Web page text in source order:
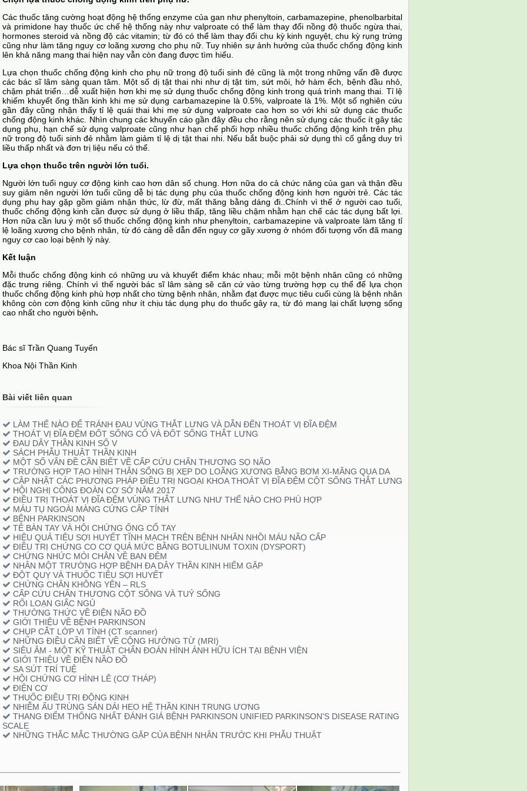
Các thuốc tăng cường hoạt động hệ thống enzyme của gan như phenyltoin, carbamazepine, phenolbarbital
và primidone hay thuốc ức chế hệ thống này như valproate có thể làm thay đổi nồng độ thuốc ngừa thai,
hormones steroid và nồng độ các vitamin; từ đó có thể làm thay đổi chu kỳ kinh nguyệt, chu kỳ rụng trứng
cũng như làm tăng nguy cơ loãng xương cho phụ nữ. Tuy nhiên sự ảnh hưởng của thuốc chống động kinh
lên khả năng mang thai hiện nay vẫn còn đang được tìm hiểu.
Lựa chọn thuốc chống động kinh cho phụ nữ trong độ tuổi sinh đẻ cũng là một trong những vấn đề được
các bác sĩ lâm sàng quan tâm. Một số dị tật thai nhi như dị tật tim, sứt môi, hở hàm ếch, bệnh đầu nhỏ,
chậm phát triển…dễ xuất hiện hơn khi mẹ sử dụng thuốc chống động kinh trong quá trình mang thai. Tỉ lệ
khiếm khuyết ống thần kinh khi mẹ sử dụng carbamazepine là 0.5%, valproate là 1%. Một số nghiên cứu
gần đây cũng nhận thấy tỉ lệ quái thai khi mẹ sử dụng valproate cao hơn so với khi sử dụng các thuốc
chống động kinh khác. Nhìn chung các khuyến cáo gần đây đều cho rằng nên sử dụng các thuốc ít gây tác
dụng phụ, hạn chế sử dụng valproate cũng như hạn chế phối hợp nhiều thuốc chống động kinh trên phụ
nữ trong độ tuổi sinh đẻ nhằm làm giảm tỉ lệ dị tật thai nhi. Nếu bắt buộc phải sử dụng thì cố gắng duy trì
liều thấp nhất và đơn trị liệu nếu có thể.
Lựa chọn thuốc trên người lớn tuổi.
Người lớn tuổi nguy cơ động kinh cao hơn dân số chung. Hơn nữa do cả chức năng của gan và thận đều
suy giảm nên người lớn tuổi cũng dễ bị tác dụng phụ của thuốc chống động kinh hơn người trẻ. Các tác
dụng phụ hay gặp gồm giảm nhận thức, lừ đừ, mất thăng bằng dáng đi..Chính vì thế ở người cao tuổi,
thuốc chống động kinh cần được sử dụng ở liều thấp, tăng liều chậm nhằm hạn chế các tác dụng bất lợi.
Hơn nữa cần lưu ý một số thuốc chống động kinh như phenyltoin, carbamazepine và valproate làm tăng tỉ
lệ loãng xương cho bệnh nhân, từ đó càng dễ dẫn đến nguy cơ gãy xương ở nhóm đối tượng vốn đã mang
nguy cơ cao loại bệnh lý này.
Kết luận
Mỗi thuốc chống động kinh có những ưu và khuyết điểm khác nhau; mỗi một bệnh nhân cũng có những
đặc trưng riêng. Chính vì thế người bác sĩ lâm sàng sẽ căn cứ vào từng trường hợp cụ thể để lựa chọn
thuốc chống động kinh phù hợp nhất cho từng bệnh nhân, nhằm đạt được mục tiêu cuối cùng là bệnh nhân
không còn cơn động kinh cũng như ít chịu tác dụng phụ do thuốc gây ra, từ đó mang lại chất lượng sống
cao nhất cho người bệnh.
Bác sĩ Trần Quang Tuyến
Khoa Nội Thần Kinh
Bài viết liên quan
LÀM THẾ NÀO ĐỂ TRÁNH ĐAU VÙNG THẮT LƯNG VÀ DẪN ĐẾN THOÁT VỊ ĐĨA ĐỆM
THOÁT VỊ ĐĨA ĐỆM ĐỐT SỐNG CỔ VÀ ĐỐT SỐNG THẮT LƯNG
ĐAU DÂY THẦN KINH SỐ V
SÁCH PHẪU THUẬT THẦN KINH
MỘT SỐ VẤN ĐỀ CẦN BIẾT VỀ CẤP CỨU CHẤN THƯƠNG SỌ NÃO
TRƯỜNG HỢP TẠO HÌNH THÂN SỐNG BỊ XẸP DO LOÃNG XƯƠNG BẰNG BƠM XI-MĂNG QUA DA
CẬP NHẬT CÁC PHƯƠNG PHÁP ĐIỀU TRỊ NGOẠI KHOA THOÁT VỊ ĐĨA ĐỆM CỘT SỐNG THẮT LƯNG
HỘI NGHỊ CÔNG ĐOÀN CƠ SỞ NĂM 2017
ĐIỀU TRỊ THOÁT VỊ ĐĨA ĐỆM VÙNG THẮT LƯNG NHƯ THẾ NÀO CHO PHÙ HỢP
MÁU TỤ NGOÀI MÀNG CỨNG CẤP TÍNH
BỆNH PARKINSON
TÊ BÀN TAY VÀ HỘI CHỨNG ỐNG CỔ TAY
HIỆU QUẢ TIÊU SỢI HUYẾT TĨNH MẠCH TRÊN BỆNH NHÂN NHỒI MÁU NÃO CẤP
ĐIỀU TRỊ CHỨNG CO CƠ QUÁ MỨC BẰNG BOTULINUM TOXIN (DYSPORT)
CHỨNG NHỨC MỎI CHÂN VỀ BAN ĐÊM
NHÂN MỘT TRƯỜNG HỢP BỆNH ĐA DÂY THẦN KINH HIẾM GẶP
ĐỘT QUỴ VÀ THUỐC TIÊU SỢI HUYẾT
CHỨNG CHÂN KHÔNG YÊN – RLS
CẤP CỨU CHẤN THƯƠNG CỘT SỐNG VÀ TUỶ SỐNG
RỐI LOẠN GIẤC NGỦ
THƯỜNG THỨC VỀ ĐIỆN NÃO ĐỒ
GIỚI THIỆU VỀ BỆNH PARKINSON
CHỤP CẮT LỚP VI TÍNH (CT scanner)
NHỮNG ĐIỀU CẦN BIẾT VỀ CỘNG HƯỞNG TỪ (MRI)
SIÊU ÂM - MỘT KỸ THUẬT CHẨN ĐOÁN HÌNH ẢNH HỮU ÍCH TẠI BỆNH VIỆN
GIỚI THIỆU VỀ ĐIỆN NÃO ĐỒ
SA SÚT TRÍ TUỆ
HỘI CHỨNG CƠ HÌNH LÊ (CƠ THÁP)
ĐIỆN CƠ
THUỐC ĐIỀU TRỊ ĐỘNG KINH
NHIỄM ẤU TRÙNG SÁN DẢI HEO HỆ THẦN KINH TRUNG ƯƠNG
THANG ĐIỂM THỐNG NHẤT ĐÁNH GIÁ BỆNH PARKINSON UNIFIED PARKINSON'S DISEASE RATING
SCALE
NHỮNG THẮC MẮC THƯỜNG GẶP CỦA BỆNH NHÂN TRƯỚC KHI PHẪU THUẬT